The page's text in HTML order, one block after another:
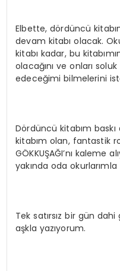
Elbette, dördüncü
devam kitabı olacak.
kitabı kadar, bu
olacağını ve onları
edeceğimi bilmelerini
Dördüncü kitabım
kitabım olan, fantastik
GÖKKUŞAĞI’nı kaleme
yakında oda okurlarımla
Tek satırsız bir gün
aşkla yazıyorum.